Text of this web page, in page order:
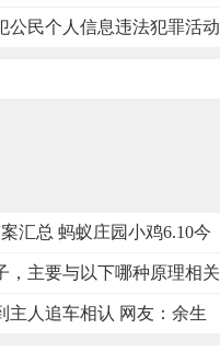
公民个人信息违法犯罪活动
汇总 蚂蚁庄园小鸡6.10今
，主要与以下哪种原理相关
主人追车相认 网友：余生